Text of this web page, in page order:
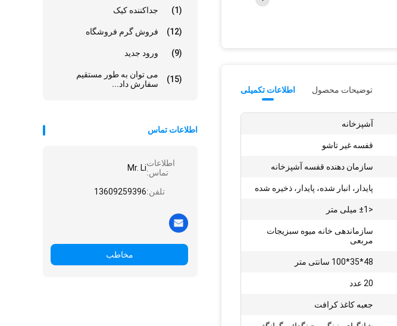
جداکننده کیک (1)
فروش گرم فروشگاه (12)
ورود جدید (9)
می توان به طور مستقیم
سفارش داد...
(15)
اطلاعات تماس
اطلاعات
تماس:Mr. Li
تلفن:13609259396
مخاطب
اطلاعات تکمیلی توضیحات محصول
آشپزخانه
قفسه غیر تاشو
سازمان دهنده قفسه آشپزخانه
پایدار، انبار شده، پایدار، ذخیره شده
<±1 میلی متر
سازماندهی خانه میوه سبزیجات
مربعی
48*35*100 سانتی متر
20 عدد
جعبه کاغذ کرافت